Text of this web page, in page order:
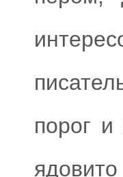
порог